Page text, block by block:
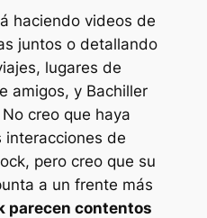
haciendo videos de
juntos o detallando
lugares de
amigos, y Bachiller
creo que haya
interacciones de
pero creo que su
a un frente más
parecen contentos